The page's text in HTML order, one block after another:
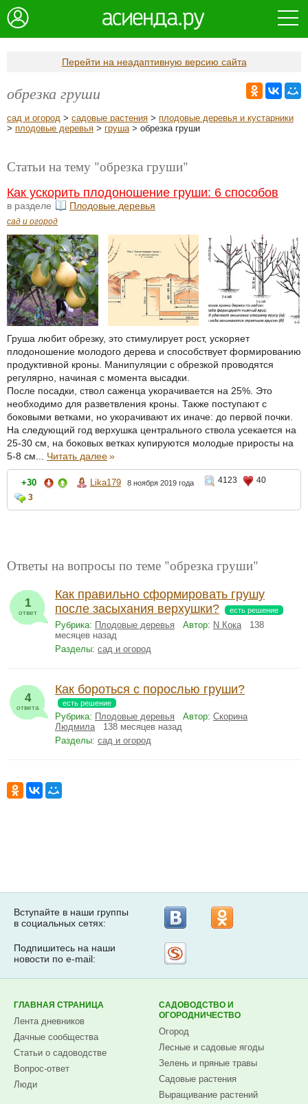
Перейти на неадаптивную версию сайта
обрезка груши
сад и огород > садовые растения > плодовые деревья и кустарники
> плодовые деревья > груша> обрезка груши
Статьи на тему "обрезка груши"
Как ускорить плодоношение груши: 6 способов
в разделе Плодовые деревья
сад и огород
Груша любит обрезку, это стимулирует рост, ускоряет
плодоношение молодого дерева и способствует формированию
продуктивной кроны. Манипуляции с обрезкой проводятся
регулярно, начиная с момента высадки.
После посадки, ствол саженца укорачивается на 25%. Это
необходимо для разветвления кроны. Также поступают с
боковыми ветками, но укорачивают их иначе: до первой почки.
На следующий год верхушка центрального ствола усекается на
25-30 см, на боковых ветках купируются молодые приросты на
5-8 см... Читать далее»
+30 Lika179 8 ноября 2019 года 4123
40
3
Ответы на вопросы по теме "обрезка груши"
1
ответ
Как правильно сформировать грушу
после засыхания верхушки?
есть решение
Рубрика: Плодовые деревья Автор: N Кока 138
месяцев назад
Разделы: сад и огород
4
ответа
Как бороться с порослью груши?
есть решение
Рубрика: Плодовые деревья Автор: Скорина
Людмила 138 месяцев назад
Разделы: сад и огород
Вступайте в наши группы
в социальных сетях:
Подпишитесь на наши
новости по e-mail:
ГЛАВНАЯ СТРАНИЦА
Лента дневников
Дачные сообщества
Статьи о садоводстве
Вопрос-ответ
Люди
САДОВОДСТВО И
ОГОРОДНИЧЕСТВО
Огород
Лесные и садовые ягоды
Зелень и пряные травы
Садовые растения
Выращивание растений